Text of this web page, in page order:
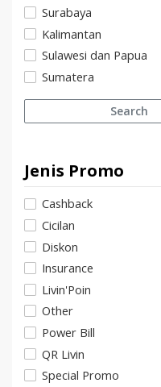
Surabaya
Kalimantan
Sulawesi dan Papua
Sumatera
Search
Jenis Promo
Cashback
Cicilan
Diskon
Insurance
Livin'Poin
Other
Power Bill
QR Livin
Special Promo